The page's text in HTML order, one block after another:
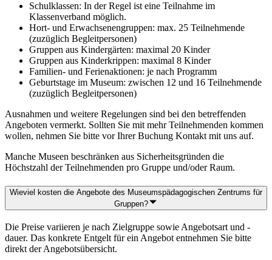
Schulklassen: In der Regel ist eine Teilnahme im
Klassenverband möglich.
Hort- und Erwachsenengruppen: max. 25 Teilnehmende
(zuzüglich Begleitpersonen)
Gruppen aus Kindergärten: maximal 20 Kinder
Gruppen aus Kinderkrippen: maximal 8 Kinder
Familien- und Ferienaktionen: je nach Programm
Geburtstage im Museum: zwischen 12 und 16 Teilnehmende
(zuzüglich Begleitpersonen)
Ausnahmen und weitere Regelungen sind bei den betreffenden
Angeboten vermerkt. Sollten Sie mit mehr Teilnehmenden kommen
wollen, nehmen Sie bitte vor Ihrer Buchung Kontakt mit uns auf.
Manche Museen beschränken aus Sicherheitsgründen die
Höchstzahl der Teilnehmenden pro Gruppe und/oder Raum.
Wieviel kosten die Angebote des Museumspädagogischen Zentrums für
Gruppen?
Die Preise variieren je nach Zielgruppe sowie Angebotsart und -
dauer. Das konkrete Entgelt für ein Angebot entnehmen Sie bitte
direkt der Angebotsübersicht.